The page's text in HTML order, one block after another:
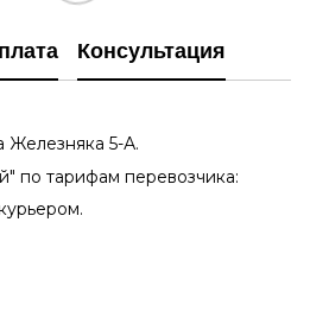
Консультация
Железняка 5-А.
по тарифам перевозчика: